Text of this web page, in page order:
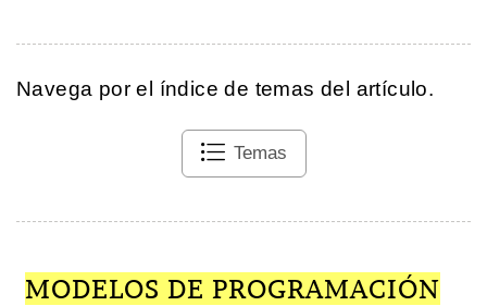
Navega por el índice de temas del artículo.
Temas
MODELOS DE PROGRAMACIÓN